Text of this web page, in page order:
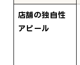
店舗の独自性
アピール